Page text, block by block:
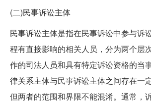
(二)民事诉讼主体
民事诉讼主体是指在民事诉讼中参与诉
程有直接影响的相关人员，分为两个层
作的司法人员和具有特定诉讼资格的当
律关系主体与民事诉讼主体之间存在一
但两者的范围和界限不能混淆。通常，